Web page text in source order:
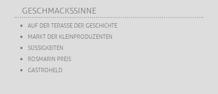
GESCHMACKSSINNE
AUF DER TERASSE DER GESCHICHTE
MARKT DER KLEINPRODUZENTEN
SÜSSIGKEITEN
ROSMARIN PREIS
GASTROHELD